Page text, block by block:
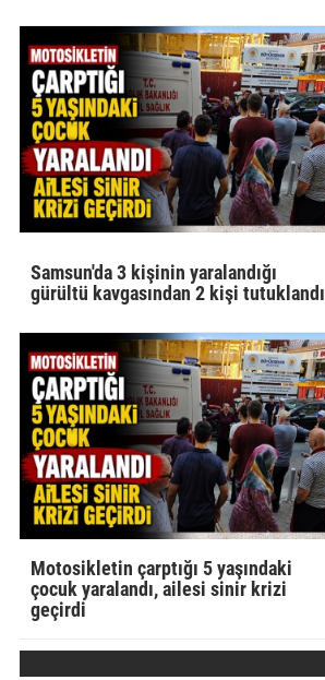
Samsun'da 3 kişinin yaralandığı
gürültü kavgasından 2 kişi tutuklandı
Motosikletin çarptığı 5 yaşındaki
çocuk yaralandı, ailesi sinir krizi
geçirdi